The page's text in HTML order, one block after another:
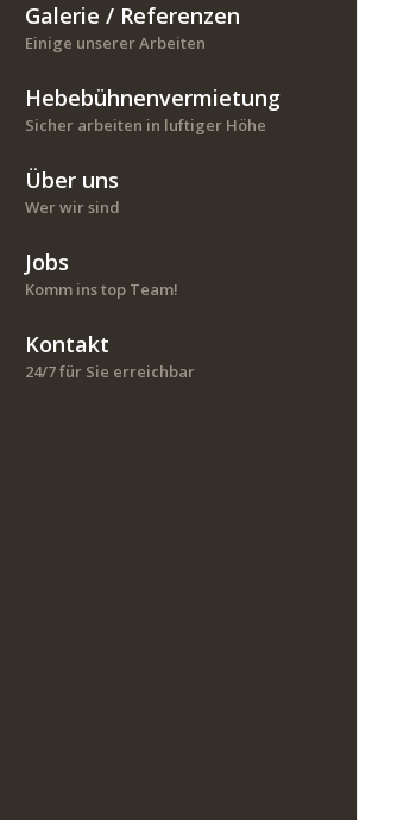
Galerie / Referenzen
Einige unserer Arbeiten
Hebebühnenvermietung
Sicher arbeiten in luftiger Höhe
Über uns
Wer wir sind
Jobs
Komm ins top Team!
Kontakt
24/7 für Sie erreichbar